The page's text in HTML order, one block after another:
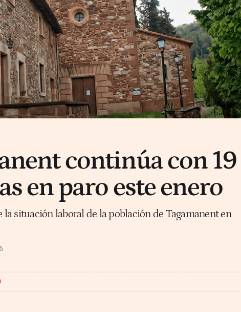
continúa con 19
en paro este enero
situación laboral de la población de Tagamanent en